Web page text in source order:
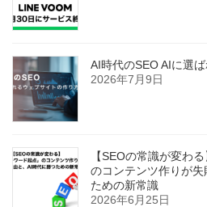
AI時代のSEO AIに選
2026年7月9日
【SEOの常識が変わ
のコンテンツ作りが
ための新常識
2026年6月25日